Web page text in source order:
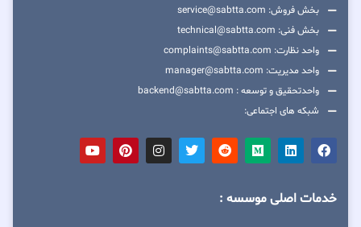
بخش فروش: service@sabtta.com
بخش فنی: technical@sabtta.com
واحد نظارت: complaints@sabtta.com
واحد مدیریت: manager@sabtta.com
واحدتحقیق و توسعه : backend@sabtta.com
شبکه های اجتماعی:
خدمات اصلی موسسه :